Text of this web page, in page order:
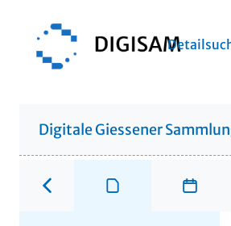
Digitale Giessener